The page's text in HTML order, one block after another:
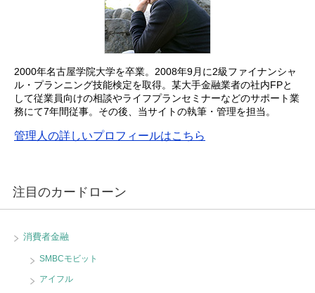
2000年名古屋学院大学を卒業。2008年9月に2級ファイナンシャ
ル・プランニング技能検定を取得。某大手金融業者の社内FPと
して従業員向けの相談やライフプランセミナーなどのサポート業
務にて7年間従事。その後、当サイトの執筆・管理を担当。
管理人の詳しいプロフィールはこちら
注目のカードローン
消費者金融
SMBCモビット
アイフル